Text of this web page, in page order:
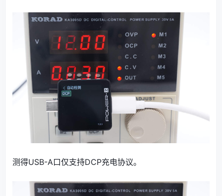
测得USB-A口仅支持DCP充电协议。